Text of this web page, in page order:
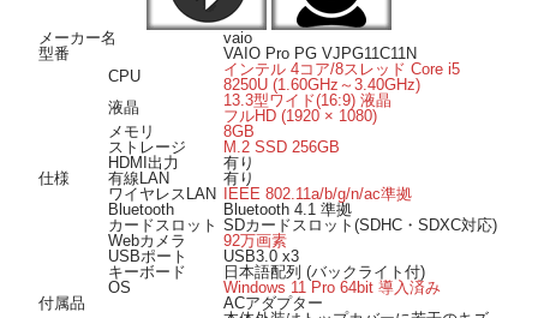
メーカー名
vaio
型番
VAIO Pro PG VJPG11C11N
仕様
CPU
インテル 4コア/8スレッド Core i5
8250U (1.60GHz～3.40GHz)
液晶
13.3型ワイド(16:9) 液晶
フルHD (1920 × 1080)
メモリ
8GB
ストレージ
M.2 SSD 256GB
HDMI出力
有り
有線LAN
有り
ワイヤレスLAN
IEEE 802.11a/b/g/n/ac準拠
Bluetooth
Bluetooth 4.1 準拠
カードスロット SDカードスロット(SDHC・SDXC対応)
Webカメラ
92万画素
USBポート
USB3.0 x3
キーボード
日本語配列 (バックライト付)
OS
Windows 11 Pro 64bit 導入済み
付属品
ACアダプター